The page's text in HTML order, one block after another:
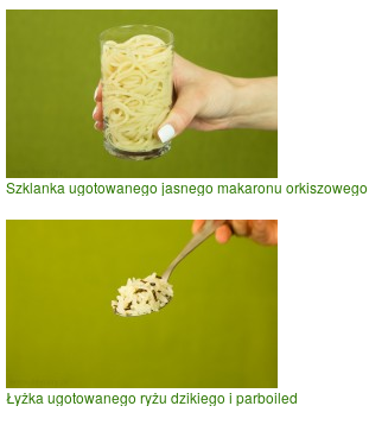
Szklanka ugotowanego jasnego makaronu
Łyżka ugotowanego ryżu dzikiego i parboiled